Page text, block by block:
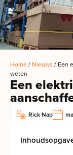
Home/ Nieuws / Een
weten
Een
Rick Nap